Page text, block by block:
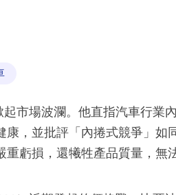
市場波瀾。他直指汽車行業
，並批評「內捲式競爭」如
虧損，還犧牲產品質量，無